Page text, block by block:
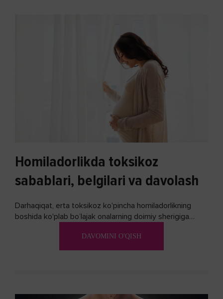
Homiladorlikda toksikoz
sabablari, belgilari va davolash
Darhaqiqat, erta toksikoz ko'pincha homiladorlikning
boshida ko'plab bo’lajak onalarning doimiy sherigiga
biron bir usuli bormi?DAVOMINI O'QISH